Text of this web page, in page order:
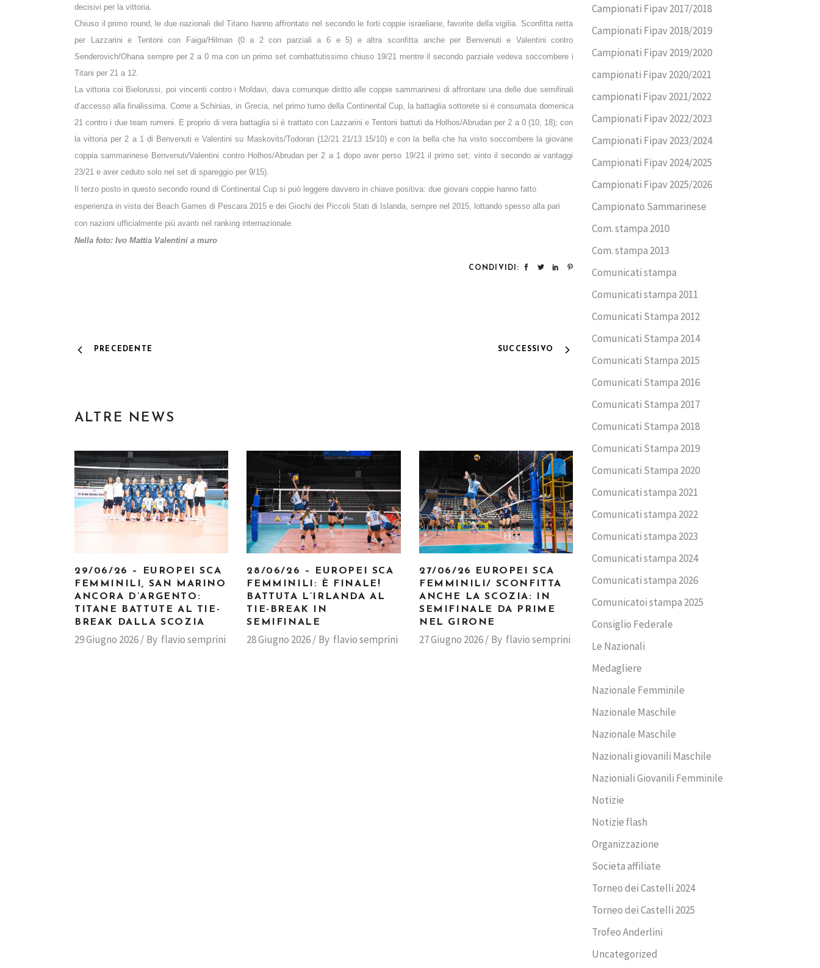
decisivi per la vittoria.
Chiuso il primo round, le due nazionali del Titano hanno affrontato nel secondo le forti coppie israeliane, favorite della vigilia. Sconfitta netta
per Lazzarini e Tentoni con Faiga/Hilman (0 a 2 con parziali a 6 e 5) e altra sconfitta anche per Benvenuti e Valentini contro
Senderovich/Ohana sempre per 2 a 0 ma con un primo set combattutissimo chiuso 19/21 mentre il secondo parziale vedeva soccombere i
Titani per 21 a 12.
La vittoria coi Bielorussi, poi vincenti contro i Moldavi, dava comunque diritto alle coppie sammarinesi di affrontare una delle due semifinali
d’accesso alla finalissima. Come a Schinias, in Grecia, nel primo turno della Continental Cup, la battaglia sottorete si è consumata domenica
21 contro i due team rumeni. E proprio di vera battaglia si è trattato con Lazzarini e Tentoni battuti da Holhos/Abrudan per 2 a 0 (10, 18); con
la vittoria per 2 a 1 di Benvenuti e Valentini su Maskovits/Todoran (12/21 21/13 15/10) e con la bella che ha visto soccombere la giovane
coppia sammarinese Benvenuti/Valentini contro Holhos/Abrudan per 2 a 1 dopo aver perso 19/21 il primo set; vinto il secondo ai vantaggi
23/21 e aver ceduto solo nel set di spareggio per 9/15).
Il terzo posto in questo secondo round di Continental Cup si può leggere davvero in chiave positiva: due giovani coppie hanno fatto
esperienza in vista dei Beach Games di Pescara 2015 e dei Giochi dei Piccoli Stati di Islanda, sempre nel 2015, lottando spesso alla pari
con nazioni ufficialmente più avanti nel ranking internazionale.
Nella foto: Ivo Mattia Valentini a muro
CONDIVIDI:
PRECEDENTE SUCCESSIVO
ALTRE NEWS
29/06/26 – EUROPEI SCA
FEMMINILI, SAN MARINO
ANCORA D’ARGENTO:
TITANE BATTUTE AL TIE-
BREAK DALLA SCOZIA
29 Giugno 2026 By flavio semprini
28/06/26 – EUROPEI SCA
FEMMINILI: È FINALE!
BATTUTA L’IRLANDA AL
TIE-BREAK IN
SEMIFINALE
28 Giugno 2026 By flavio semprini
27/06/26 EUROPEI SCA
FEMMINILI/ SCONFITTA
ANCHE LA SCOZIA: IN
SEMIFINALE DA PRIME
NEL GIRONE
27 Giugno 2026 By flavio semprini
Campionati Fipav 2017/2018
Campionati Fipav 2018/2019
Campionati Fipav 2019/2020
campionati Fipav 2020/2021
campionati Fipav 2021/2022
Campionati Fipav 2022/2023
Campionati Fipav 2023/2024
Campionati Fipav 2024/2025
Campionati Fipav 2025/2026
Campionato Sammarinese
Com. stampa 2010
Com. stampa 2013
Comunicati stampa
Comunicati stampa 2011
Comunicati Stampa 2012
Comunicati Stampa 2014
Comunicati Stampa 2015
Comunicati Stampa 2016
Comunicati Stampa 2017
Comunicati Stampa 2018
Comunicati Stampa 2019
Comunicati Stampa 2020
Comunicati stampa 2021
Comunicati stampa 2022
Comunicati stampa 2023
Comunicati stampa 2024
Comunicati stampa 2026
Comunicatoi stampa 2025
Consiglio Federale
Le Nazionali
Medagliere
Nazionale Femminile
Nazionale Maschile
Nazionale Maschile
Nazionali giovanili Maschile
Nazioniali Giovanili Femminile
Notizie
Notizie flash
Organizzazione
Societa affiliate
Torneo dei Castelli 2024
Torneo dei Castelli 2025
Trofeo Anderlini
Uncategorized